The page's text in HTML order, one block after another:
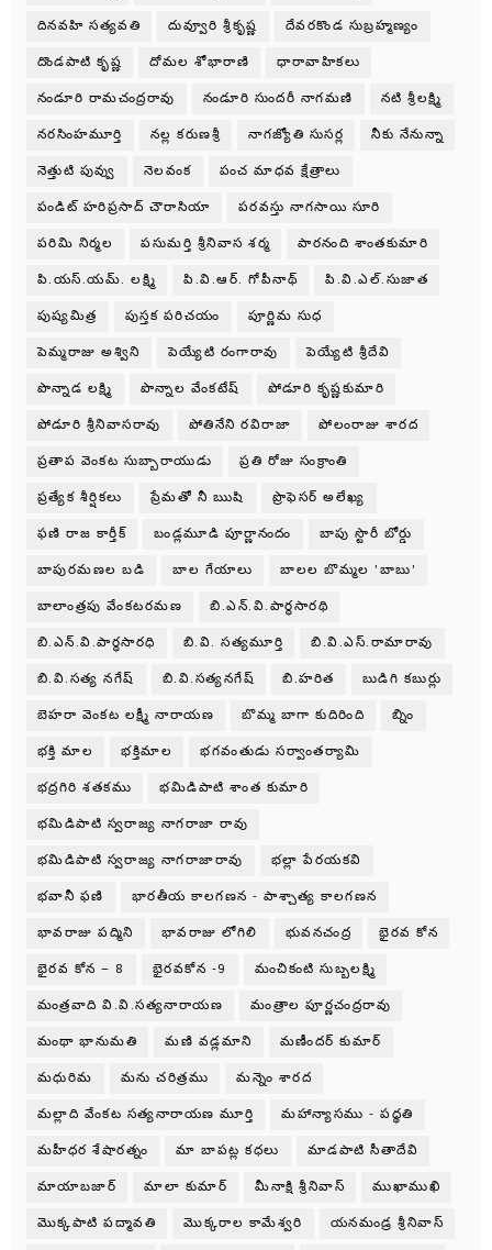
దినవహి సత్యవతి దువ్వూరి శ్రీకృష్ణ దేవరకొండ సుబ్రహ్మణ్యం
దొండపాటి కృష్ణ దోమల శోభారాణి ధారావాహికలు
నండూరి రామచంద్రరావు నండూరి సుందరీ నాగమణి నటి శ్రీలక్ష్మి
నరసింహమూర్తి నల్ల కరుణశ్రీ నాగజ్యోతి సుసర్ల నీకు నేనున్నా
నెత్తుటి పువ్వు నెలవంక పంచ మాధవ క్షేత్రాలు
పండిట్ హరిప్రసాద్ చౌరాసియా పరవస్తు నాగసాయి సూరి
పరిమి నిర్మల పసుమర్తి శ్రీనివాస శర్మ పారనంది శాంతకుమారి
పి.యస్.యమ్. లక్ష్మి పి.వి.ఆర్. గోపీనాథ్ పి.వి.ఎల్.సుజాత
పుష్యమిత్ర పుస్తక పరిచయం పూర్ణిమ సుధ
పెమ్మరాజు అశ్విని పెయ్యేటి రంగారావు పెయ్యేటి శ్రీదేవి
పొన్నాడ లక్ష్మి పొన్నాల వేంకటేష్ పోడూరి కృష్ణకుమారి
పోడూరి శ్రీనివాసరావు పోతినేని రవిరాజా పోలంరాజు శారద
ప్రతాప వెంకట సుబ్బారాయుడు ప్రతి రోజు సంక్రాంతి
ప్రత్యేక శీర్షికలు ప్రేమతో నీ ఋషి ప్రొఫెసర్ అలేఖ్య
ఫణి రాజ కార్తీక్ బండ్లమూడి పూర్ణానందం బాపు స్టొరీ బోర్డు
బాపురమణల బడి బాల గేయాలు బాలల బొమ్మల 'బాబు'
బాలాంత్రపు వేంకటరమణ బి.ఎన్.వి.పార్థసారథి
బి.ఎన్.వి.పార్ధసారధి బి.వి. సత్యమూర్తి బి.వి.ఎస్.రామారావు
బి.వి.సత్య నగేష్ బి.వి.సత్యనగేష్ బి.హరిత బుడిగి కబుర్లు
బెహరా వెంకట లక్ష్మీ నారాయణ బొమ్మ బాగా కుదిరింది బ్నిం
భక్తి మాల భక్తిమాల భగవంతుడు సర్వాంతర్యామి
భద్రగిరి శతకము భమిడిపాటి శాంత కుమారి
భమిడిపాటి స్వరాజ్య నాగరాజా రావు
భమిడిపాటి స్వరాజ్య నాగరాజారావు భల్లా పేరయకవి
భవానీ ఫణి భారతీయ కాలగణన - పాశ్చాత్య కాలగణన
భావరాజు పద్మిని భావరాజు లోగిలి భువనచంద్ర భైరవ కోన
భైరవ కోన – 8 భైరవకోన -9 మంచికంటి సుబ్బలక్ష్మి
మంత్రవాది వి.వి.సత్యనారాయణ మంత్రాల పూర్ణచంద్రరావు
మంథా భానుమతి మణి వడ్లమాని మణీందర్ కుమార్
మధురిమ మను చరిత్రము మన్నెం శారద
మల్లాది వేంకట సత్యనారాయణ మూర్తి మహాన్యాసము - పధ్ధతి
మహీధర శేషారత్నం మా బాపట్ల కధలు మాడపాటి సీతాదేవి
మాయాబజార్ మాలా కుమార్ మీనాక్షి శ్రీనివాస్ ముఖాముఖి
మొక్కపాటి పద్మావతి మొక్కరాల కామేశ్వరి యనమండ్ర శ్రీనివాస్